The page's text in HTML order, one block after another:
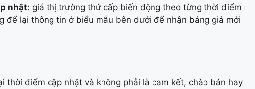
nhật: giá thị trường thứ cấp biến động theo từng thời điểm
lại thông tin ở biểu mẫu bên dưới để nhận bảng giá mới
điểm cập nhật và không phải là cam kết, chào bán hay